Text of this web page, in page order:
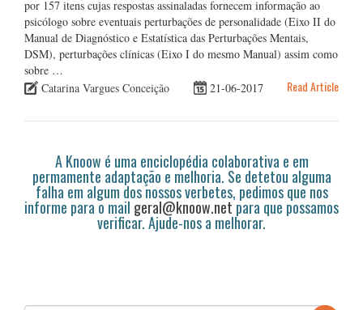
por 157 itens cujas respostas assinaladas fornecem informação ao
psicólogo sobre eventuais perturbações de personalidade (Eixo II do
Manual de Diagnóstico e Estatística das Perturbações Mentais,
DSM), perturbações clínicas (Eixo I do mesmo Manual) assim como
sobre …
Catarina Vargues Conceição
21-06-2017 Read Article
A Knoow é uma enciclopédia colaborativa e em
permamente adaptação e melhoria. Se detetou alguma
falha em algum dos nossos verbetes, pedimos que nos
informe para o mail geral@knoow.netpara que possamos
verificar. Ajude-nos a melhorar.